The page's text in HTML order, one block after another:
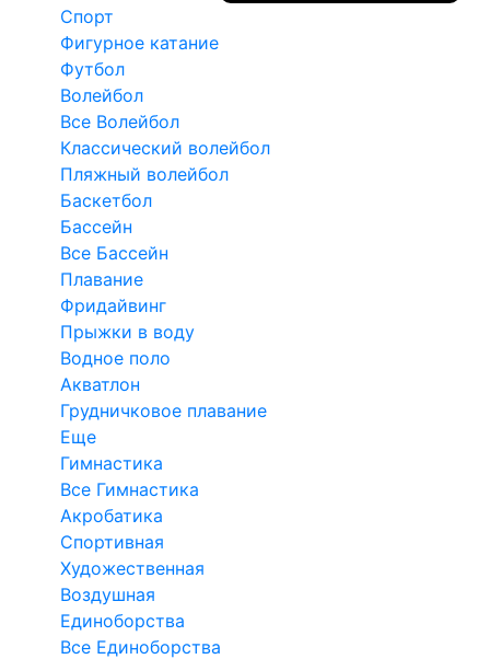
Спорт
Фигурное катание
Футбол
Волейбол
Все Волейбол
Классический волейбол
Пляжный волейбол
Баскетбол
Бассейн
Все Бассейн
Плавание
Фридайвинг
Прыжки в воду
Водное поло
Акватлон
Грудничковое плавание
Еще
Гимнастика
Все Гимнастика
Акробатика
Спортивная
Художественная
Воздушная
Единоборства
Все Единоборства